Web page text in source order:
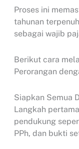
Proses ini
tahunan
sebagai wajib
Berikut cara
Perorangan
Siapkan Semua
Langkah
pendukung
PPh, dan bukti